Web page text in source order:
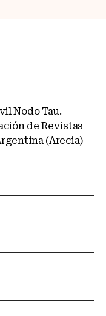
Nodo Tau.
de Revistas
(Arecia)